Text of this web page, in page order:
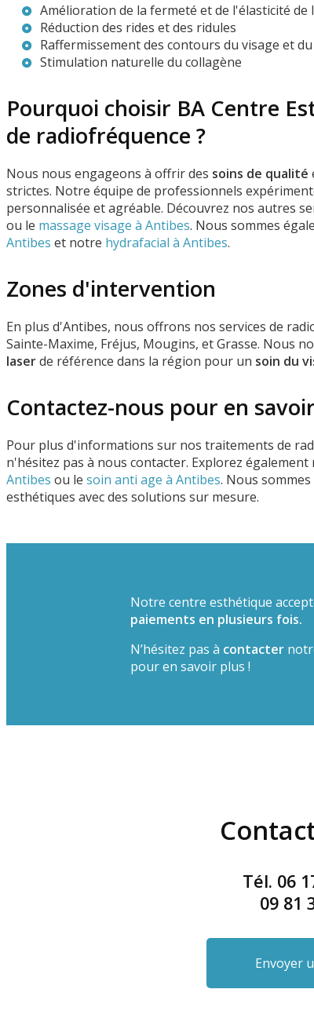
Amélioration de la fermeté et de l'élasticité de
Réduction des rides et des ridules
Raffermissement des contours du visage et
Stimulation naturelle du collagène
Pourquoi choisir BA Centre
de radiofréquence ?
Nous nous engageons à offrir des soins de qualité
strictes. Notre équipe de professionnels
personnalisée et agréable. Découvrez nos autres
ou le massage visage à Antibes. Nous sommes
Antibes et notre hydrafacial à Antibes.
Zones d'intervention
En plus d'Antibes, nous offrons nos services de
Sainte-Maxime, Fréjus, Mougins, et Grasse. Nous
laserde référence dans la région pour un soin du
Contactez-nous pour en
Pour plus d'informations sur nos traitements de
n'hésitez pas à nous contacter. Explorez également
Antibes ou le soin anti age à Antibes. Nous
esthétiques avec des solutions sur mesure.
Notre centre esthétique
paiements en plusieurs fois.
N’hésitez pas à contacter
pour en savoir plus !
Tél. 06
09 81
Envoyer